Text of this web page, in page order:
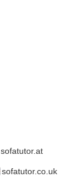
sofatutor.at
sofatutor.co.uk